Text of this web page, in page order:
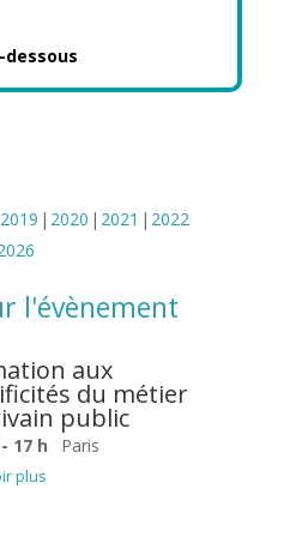
2019 2020 2021
2022
l'évènement
aux
du métier
public
17 h Paris
plus